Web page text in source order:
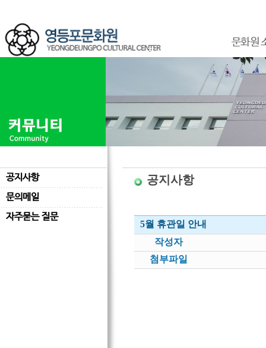
문화원
공지사항
문의메일
자주묻는 질문
공지사항
5월 휴관일 안내
작성자
첨부파일